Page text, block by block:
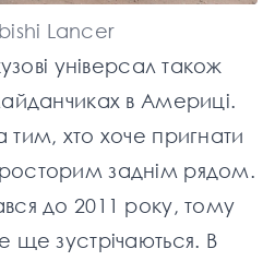
Lancer
універсал також
в Америці.
тим, хто хоче пригнати
заднім рядом.
до 2011 року, тому
ще зустрічаються. В